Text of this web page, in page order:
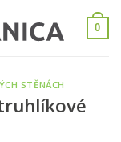
0
STĚNÁCH